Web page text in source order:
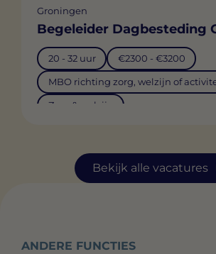
Bekijk alle vacatures
Groningen
Begeleider Dagbesteding
20 - 32 uur €2300 - €3200
Zorg & welzijn
ANDERE FUNCTIES